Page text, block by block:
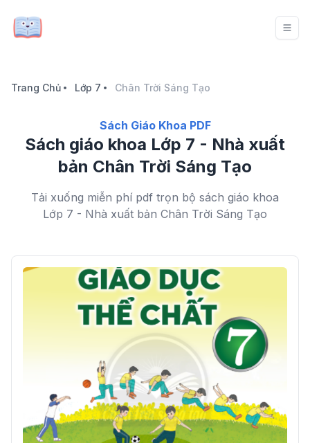
Trang Chủ Lớp 7 Chân Trời Sáng Tạo
Sách Giáo Khoa PDF
Sách giáo khoa Lớp 7 - Nhà xuất
bản Chân Trời Sáng Tạo
Tải xuống miễn phí pdf trọn bộ sách giáo khoa
Lớp 7 - Nhà xuất bản Chân Trời Sáng Tạo